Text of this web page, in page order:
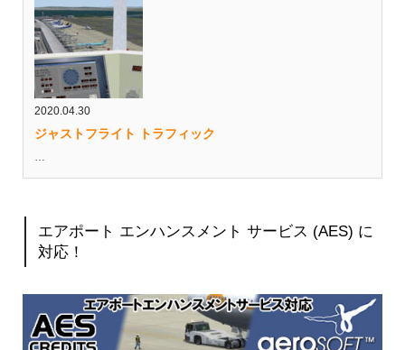
2020.04.30
ジャストフライト トラフィック
…
エアポート エンハンスメント サービス (AES) に
対応！